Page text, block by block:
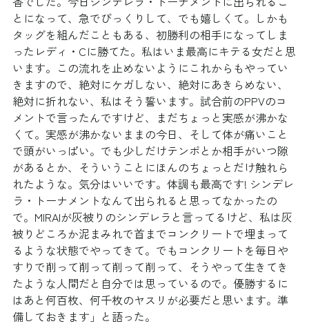
とになって、急でびっくりして、でも嬉しくて。しかも
タッグを組んだこともある、初勝利の相手になってしま
ったレディ・Cに勝てた。私はいま最高にキテる女だと思
います。この流れを止めないようにこれからもやってい
きますので、絶対にケガしない、絶対にあきらめない、
絶対に折れない、私はそう誓います。試合前のPPVのコ
メントで言ったんですけど、まだちょっと実感が沸かな
くて。実感が沸かないままの今日、そして体が痛いこと
で頭がいっぱい。でも少しだけテンポとか相手がいつ隙
があるとか、そういうことにほんのちょっとだけ触れら
れたような。気分はいいです。体調も最高です! シンデレ
ラ・トーナメントなんて出られると思ってなかったの
で。MIRAIが灰被りのシンデレラと言ってるけど、私は灰
被りどころか泥まみれで首までコンクリートで埋まって
るような状態でやってきて。でもコンクリートを毎日や
すりで削って削って削って削って、そうやって生きてき
たような人間だと自分では思っているので。優勝するに
はあと何百枚、何千枚のヤスリが必要だと思います。準
備しておきます」と語った。